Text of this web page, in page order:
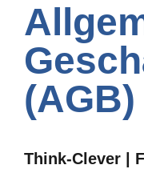
(AGB)
Think-Clever |